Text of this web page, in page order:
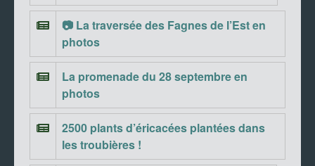
📷 La traversée des Fagnes de l’Est en
photos
La promenade du 28 septembre en
photos
2500 plants d’éricacées plantées dans
les troubières !